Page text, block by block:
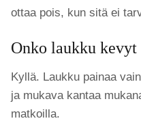
ottaa pois, kun sitä ei
Onko laukku kevyt
Kyllä. Laukku painaa
ja mukava kantaa
matkoilla.